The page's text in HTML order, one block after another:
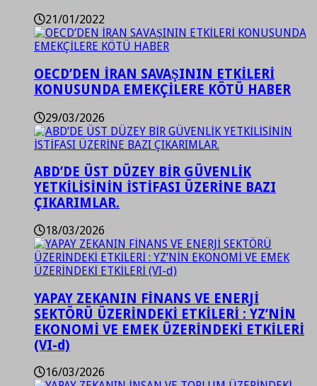
21/01/2022
OECD’DEN İRAN SAVAŞININ ETKİLERİ
KONUSUNDA EMEKÇİLERE KÖTÜ HABER
29/03/2026
ABD’DE ÜST DÜZEY BİR GÜVENLİK
YETKİLİSİNİN İSTİFASI ÜZERİNE BAZI
ÇIKARIMLAR.
18/03/2026
YAPAY ZEKANIN FİNANS VE ENERJİ
SEKTÖRÜ ÜZERİNDEKİ ETKİLERİ : YZ’NİN
EKONOMİ VE EMEK ÜZERİNDEKİ ETKİLERİ
(VI-d)
16/03/2026